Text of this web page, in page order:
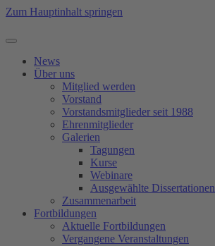
Zum Hauptinhalt springen
News
Über uns
Mitglied werden
Vorstand
Vorstandsmitglieder seit 1988
Ehrenmitglieder
Galerien
Tagungen
Kurse
Webinare
Ausgewählte Dissertationen
Zusammenarbeit
Fortbildungen
Aktuelle Fortbildungen
Vergangene Veranstaltungen